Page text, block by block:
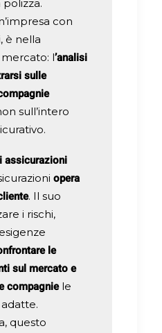
con
è nella
l’analisi
sulle
sull’intero
assicurazioni
opera
. Il suo
i rischi,
le
sul mercato e
compagniele
questo